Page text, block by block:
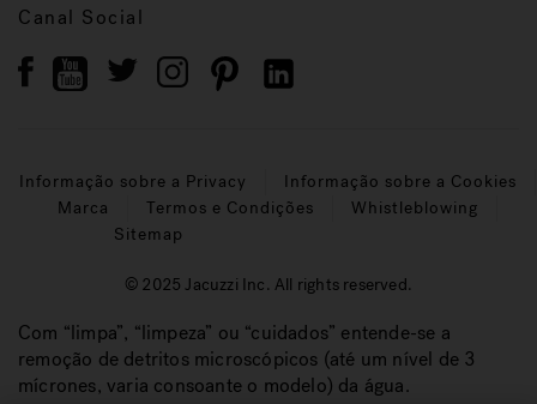
Canal Social
Informação sobre a Privacy
Informação sobre a Cookies
Marca
Termos e Condições
Whistleblowing
Sitemap
© 2025 Jacuzzi Inc. All rights reserved.
Com “limpa”, “limpeza” ou “cuidados” entende-se a
remoção de detritos microscópicos (até um nível de 3
mícrones, varia consoante o modelo) da água.